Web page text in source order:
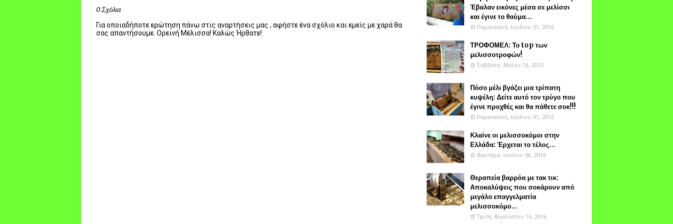
0 Σχόλια
Για οποιαδήποτε ερώτηση πάνω στις αναρτήσεις μας , αφήστε ένα σχόλιο και εμείς με χαρά θα
σας απαντήσουμε. Ορεινή Μέλισσα! Καλώς Ήρθατε!
Έβαλαν εικόνες μέσα σε μελίσσι
και έγινε το θαύμα...
Παρασκευή, Ιουλίου 01, 2016
ΤΡΟΦΟΜΕΛ: Το top των
μελισσοτροφών!
Σάββατο, Μαΐου 16, 2015
Πόσο μέλι βγάζει μια τρίπατη
κυψέλη: Δείτε αυτό τον τρύγο που
έγινε προχθές και θα πάθετε σοκ!!!
Παρασκευή, Ιουλίου 01, 2016
Κλαίνε οι μελισσοκόμοι στην
Ελλάδα: Έρχεται το τέλος...
Δευτέρα, Ιουνίου 06, 2016
Θεραπεία βαρρόα με τακ τικ:
Αποκαλύψεις που σοκάρουν από
μεγάλο επαγγελματία
μελισσοκόμο...
Τρίτη, Αυγούστου 16, 2016